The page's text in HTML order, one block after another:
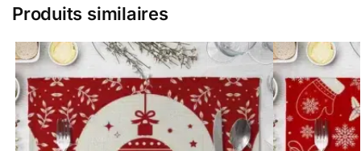
Produits similaires